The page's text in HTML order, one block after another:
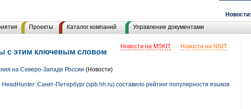
Новости:
Проекты Каталог компаний Управление документами
Новости на NNIT
Новости на MSKIT
с этим ключевым словом
на Северо-Западе России (Новости)
Петербург (spb.hh.ru) составило рейтинг популярности языков